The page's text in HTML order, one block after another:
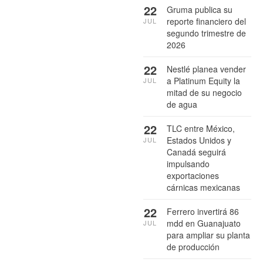
Gruma publica su
reporte financiero del
segundo trimestre de
2026
22
JUL
Nestlé planea vender
a Platinum Equity la
mitad de su negocio
de agua
22
JUL
TLC entre México,
Estados Unidos y
Canadá seguirá
impulsando
exportaciones
cárnicas mexicanas
22
JUL
Ferrero invertirá 86
mdd en Guanajuato
para ampliar su planta
de producción
22
JUL